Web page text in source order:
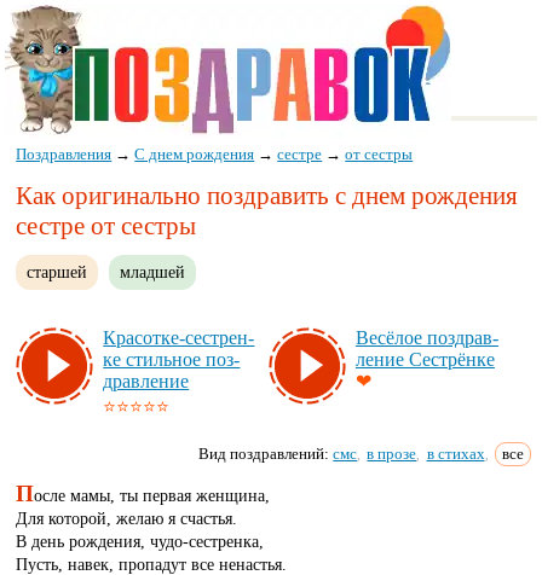
Поздравления →С днем рождения →сестре →от сестры
Как оригинально поздравить с днем рождения
сестре от сестры
старшей младшей
Кра­сот­ке-сес­трен­
ке стиль­ное поз­
драв­ле­ние
⭐⭐⭐⭐⭐
Ве­сё­лое поз­драв­
ле­ние Сес­трён­ке
❤
Вид поздравлений:смс в прозе в стихах все
После мамы, ты первая женщина,
Для которой, желаю я счастья.
В день рождения, чудо-сестренка,
Пусть, навек, пропадут все ненастья.